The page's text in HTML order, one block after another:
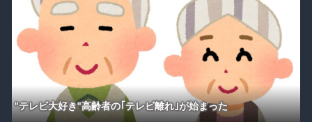
"テレビ大好き"高齢者の｢テレビ離れ｣が始まった